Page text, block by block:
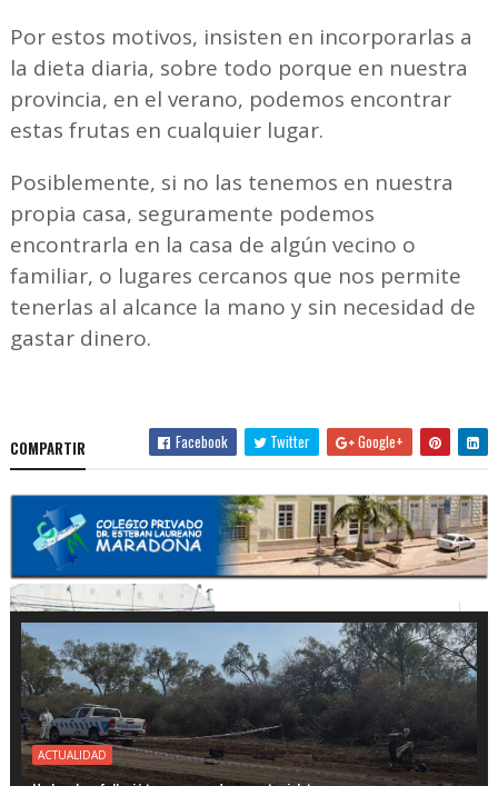
Por estos motivos, insisten en incorporarlas a
la dieta diaria, sobre todo porque en nuestra
provincia, en el verano, podemos encontrar
estas frutas en cualquier lugar.
Posiblemente, si no las tenemos en nuestra
propia casa, seguramente podemos
encontrarla en la casa de algún vecino o
familiar, o lugares cercanos que nos permite
tenerlas al alcance la mano y sin necesidad de
gastar dinero.
COMPARTIR Facebook Twitter Google+
ACTUALIDAD